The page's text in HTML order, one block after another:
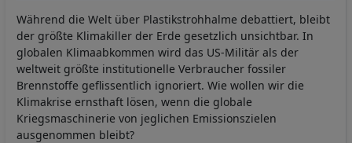
Während die Welt über Plastikstrohhalme debattiert, bleibt
der größte Klimakiller der Erde gesetzlich unsichtbar. In
globalen Klimaabkommen wird das US-Militär als der
weltweit größte institutionelle Verbraucher fossiler
Brennstoffe geflissentlich ignoriert. Wie wollen wir die
Klimakrise ernsthaft lösen, wenn die globale
Kriegsmaschinerie von jeglichen Emissionszielen
ausgenommen bleibt?